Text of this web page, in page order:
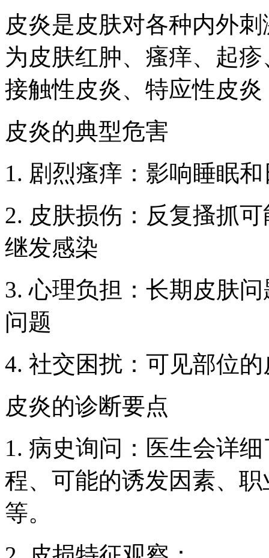
皮炎是皮肤对各种内外
为皮肤红肿、瘙痒、起
接触性皮炎、特应性皮
皮炎的典型危害
1. 剧烈瘙痒：影响睡眠
2. 皮肤损伤：反复搔抓
继发感染
3. 心理负担：长期皮肤
问题
4. 社交困扰：可见部位
皮炎的诊断要点
1. 病史询问：医生会详
程、可能的诱发因素、
等。